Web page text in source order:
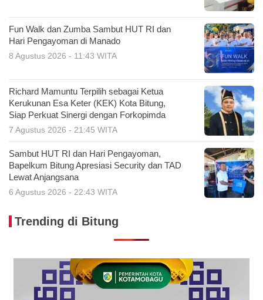
Fun Walk dan Zumba Sambut HUT RI dan
Hari Pengayoman di Manado
8 Agustus 2026 - 11:43 WITA
Richard Mamuntu Terpilih sebagai Ketua
Kerukunan Esa Keter (KEK) Kota Bitung,
Siap Perkuat Sinergi dengan Forkopimda
7 Agustus 2026 - 21:45 WITA
Sambut HUT RI dan Hari Pengayoman,
Bapelkum Bitung Apresiasi Security dan TAD
Lewat Anjangsana
6 Agustus 2026 - 22:43 WITA
Trending di Bitung